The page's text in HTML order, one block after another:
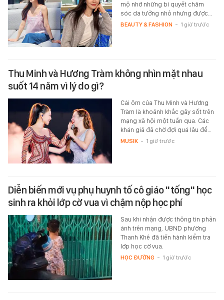
mộ nhờ những bí quyết chăm
sóc da tưởng nhỏ nhưng được…
BEAUTY & FASHION - 1 giờ trước
Thu Minh và Hương Tràm không nhìn mặt nhau
suốt 14 năm vì lý do gì?
Cái ôm của Thu Minh và Hương
Tràm là khoảnh khắc gây sốt trên
mạng xã hội một tuần qua. Các
khán giả đã chờ đợi quá lâu để…
MUSIK - 1 giờ trước
Diễn biến mới vụ phụ huynh tố cô giáo "tống" học
sinh ra khỏi lớp cờ vua vì chậm nộp học phí
Sau khi nhận được thông tin phản
ánh trên mạng, UBND phường
Thanh Khê đã tiến hành kiểm tra
lớp học cờ vua.
HỌC ĐƯỜNG - 1 giờ trước